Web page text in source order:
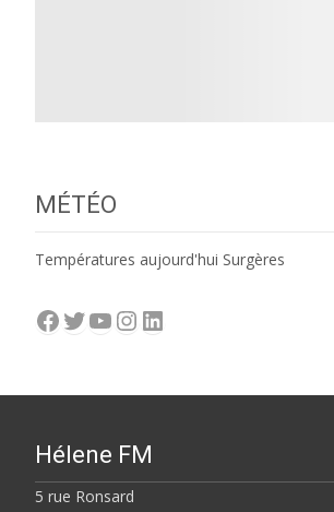
MÉTÉO
Températures aujourd'hui Surgères
Facebook
Twitter
YouTube
Instagram
LinkedIn
Hélene FM
5 rue Ronsard